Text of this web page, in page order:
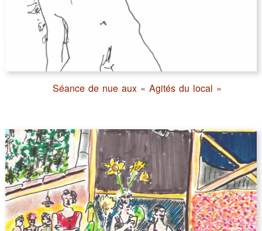
Séance de nue aux « Agités du local »